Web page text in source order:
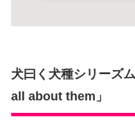
犬曰く犬種シリーズ
all about them」